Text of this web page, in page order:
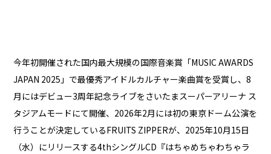
今年初開催された国内最大規模の国際音楽賞「MUSIC AWARDS
JAPAN 2025」で最優秀アイドルカルチャー楽曲賞を受賞し、8
月にはデビュー3周年記念ライブをさいたまスーパーアリーナ ス
タジアムモードにて開催、2026年2月には初の東京ドーム公演を
行うことが決定しているFRUITS ZIPPERが、2025年10月15日
（水）にリリースする4thシングルCD『はちゃめちゃわちゃラ